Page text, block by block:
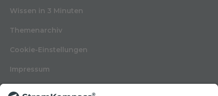
Wissen in 3 Minuten
Themenarchiv
Cookie-Einstellungen
Impressum